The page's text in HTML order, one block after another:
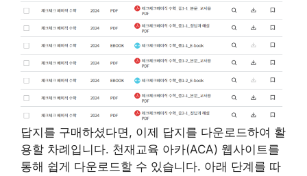
답지를 구매하셨다면, 이제 답지를 다운로드하여 활
용할 차례입니다. 천재교육 아카(ACA) 웹사이트를
통해 쉽게 다운로드할 수 있습니다. 아래 단계를 따